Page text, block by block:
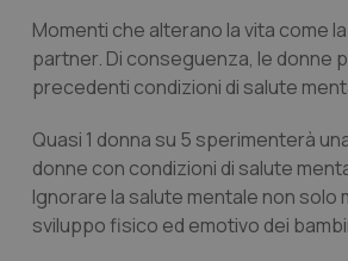
Momenti che alterano la vita come
partner. Di conseguenza, le donne
precedenti condizioni di salute
Quasi 1 donna su 5 sperimenterà
donne con condizioni di salute
Ignorare la salute mentale non solo
sviluppo fisico ed emotivo dei